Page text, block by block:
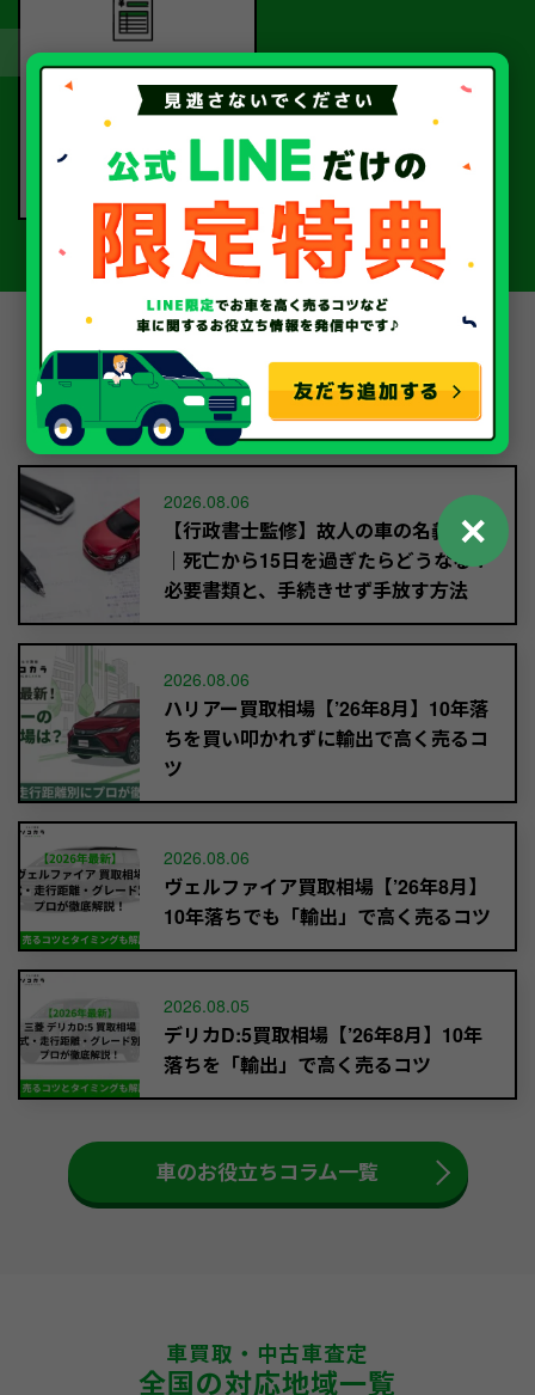
完了！
書類手続きを経て、
当社から指定口座へ
お振込いたします。
中古車・廃車・事故車のお役
立ちコラム
2026.08.06
【行政書士監修】故人の車の名義変更
｜死亡から15日を過ぎたらどうなる？
必要書類と、手続きせず手放す方法
2026.08.06
ハリアー買取相場【’26年8月】10年落
ちを買い叩かれずに輸出で高く売るコ
ツ
2026.08.06
ヴェルファイア買取相場【’26年8月】
10年落ちでも「輸出」で高く売るコツ
2026.08.05
デリカD:5買取相場【’26年8月】10年
落ちを「輸出」で高く売るコツ
車のお役立ちコラム一覧
車買取・中古車査定
全国の対応地域一覧
✕